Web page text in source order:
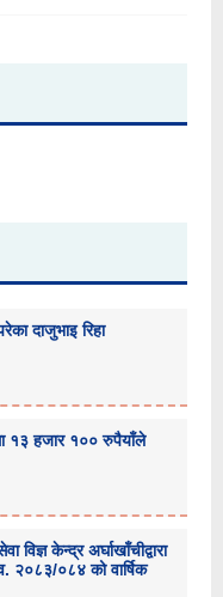
दाजुभाइ रिहा
१३ हजार १०० रुपैयाँले
केन्द्र अर्घाखाँचीद्वारा
२०८३/०८४ को वार्षिक